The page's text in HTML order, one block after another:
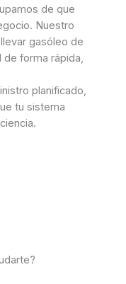
de que
Nuestro
gasóleo de
forma rápida,
planificado,
tu sistema